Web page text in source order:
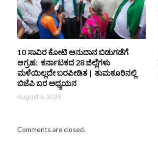
10 ಸಾವಿರ ಕೋಟಿ ಅನುದಾನ ಬಿಡುಗಡೆಗೆ
ಆಗ್ರಹ: ಕರ್ನಾಟಕದ 28 ಜಿಲ್ಲೆಗಳು
ಮಳೆಯಿಲ್ಲದೇ ಬರಪೀಡಿತ | ತುಮಕೂರಿನಲ್ಲಿ
ಬಿಜೆಪಿ ಬರ ಅಧ್ಯಯನ
August 5, 2026
Comments are closed.